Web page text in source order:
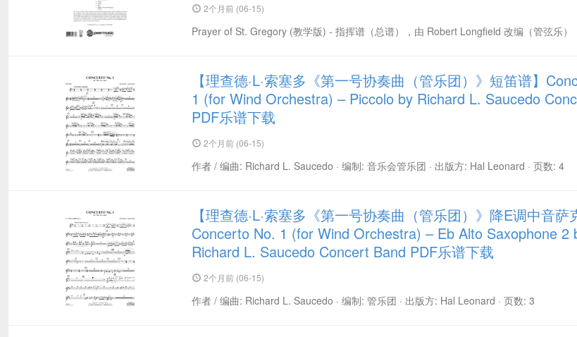
2个月前 (06-15)
Prayer of St. Gregory (教学版) - 指挥谱（总谱），由 Robert Longfield 改编（管弦乐）
【理查德·L·索塞多《第一号协奏曲（管乐团）》短笛谱】
1 (for Wind Orchestra) – Piccolo by Richard L. Saucedo
PDF乐谱下载
2个月前 (06-15)
作者 / 编曲: Richard L. Saucedo · 编制: 音乐会管乐团 · 出版方: Hal Leonard · 页数: 4
【理查德·L·索塞多《第一号协奏曲（管乐团）》降E调中音萨
Concerto No. 1 (for Wind Orchestra) – Eb Alto Saxophone 2
Richard L. Saucedo Concert Band PDF乐谱下载
2个月前 (06-15)
作者 / 编曲: Richard L. Saucedo · 编制: 管乐团 · 出版方: Hal Leonard · 页数: 3